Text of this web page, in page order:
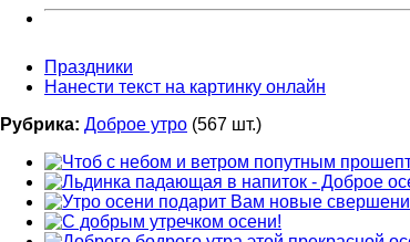
Праздники
Нанести текст на картинку онлайн
Рубрика: Доброе утро (567 шт.)